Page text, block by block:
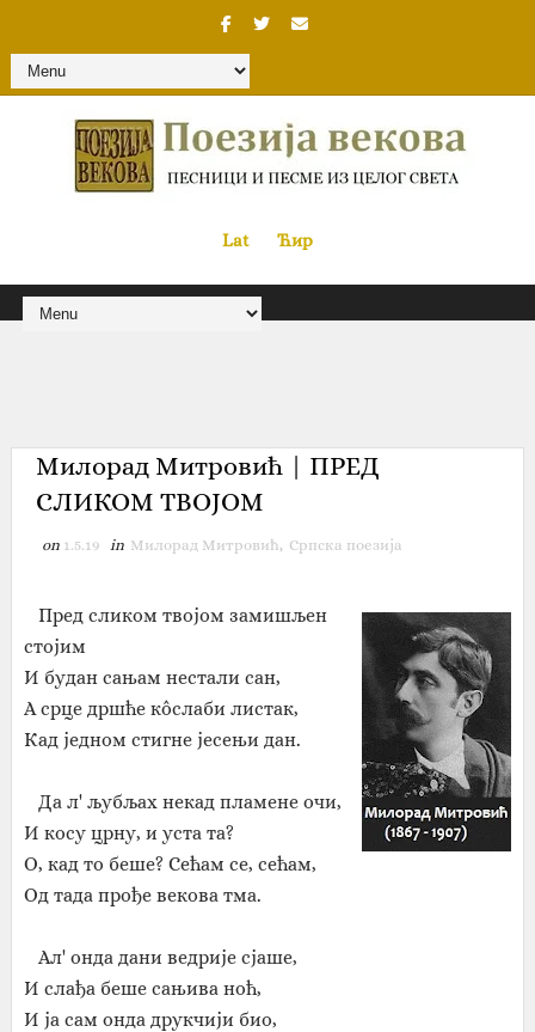
Lat« Ћир
Милорад Митровић | ПРЕД
СЛИКОМ ТВОЈОМ
on 1.5.19 in Милорад Митровић, Српска поезија
Пред сликом твојом замишљен
стојим
И будан сањам нестали сан,
А срце дршће кôслаби листак,
Кад једном стигне јесењи дан.
Да л' љубљах некад пламене очи,
И косу црну, и уста та?
О, кад то беше? Сећам се, сећам,
Од тада прође векова тма.
Ал' онда дани ведрије сјаше,
И слађа беше сањива ноћ,
И ја сам онда друкчији био,